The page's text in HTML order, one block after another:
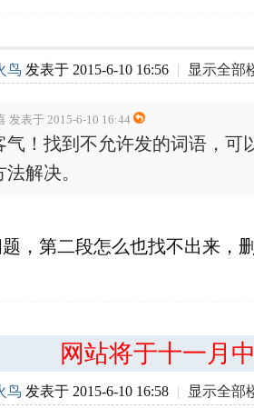
鸟 发表于 2015-6-10 16:56 | 显示全部
发表于 2015-6-10 16:44
气！找到不允许发的词语，可
法解决。
，第二段怎么也找不出来，
网站将于十一月
鸟 发表于 2015-6-10 16:58 | 显示全部